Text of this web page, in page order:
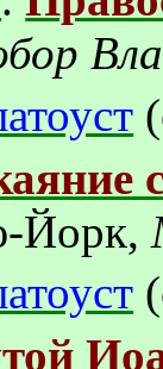
Йорк,
(